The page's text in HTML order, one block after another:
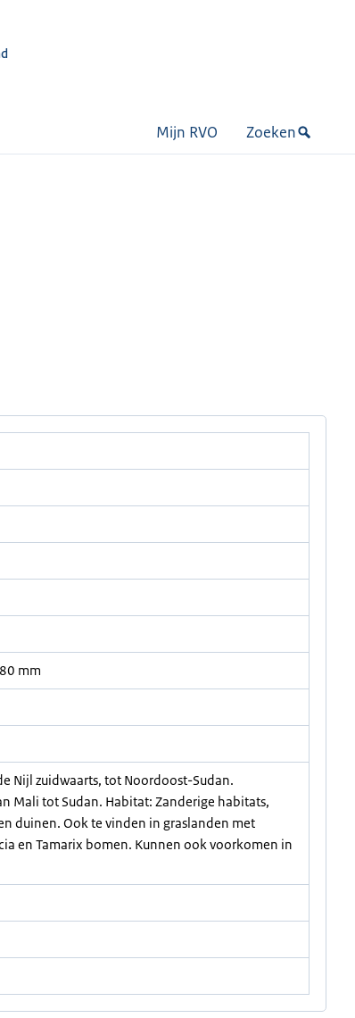
Mijn RVO Zoeken
mm
Nijl zuidwaarts, tot Noordoost-Sudan.
Mali tot Sudan. Habitat: Zanderige habitats,
duinen. Ook te vinden in graslanden met
en Tamarix bomen. Kunnen ook voorkomen in